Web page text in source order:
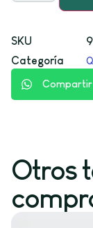
SKU
Categoría
Compartir
Otros